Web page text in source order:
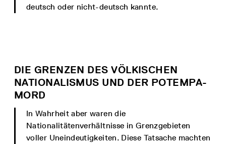
deutsch oder nicht-deutsch kannte.
DIE GRENZEN DES VÖLKISCHEN
NATIONALISMUS UND DER POTEMPA-
MORD
In Wahrheit aber waren die
Nationalitätenverhältnisse in Grenzgebieten
voller Uneindeutigkeiten. Diese Tatsache machten